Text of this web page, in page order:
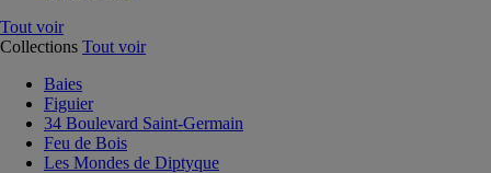
Tout voir
Collections Tout voir
Baies
Figuier
34 Boulevard Saint-Germain
Feu de Bois
Les Mondes de Diptyque